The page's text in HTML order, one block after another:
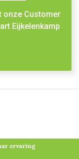
onze Customer
Eijkelenkamp
ervaring